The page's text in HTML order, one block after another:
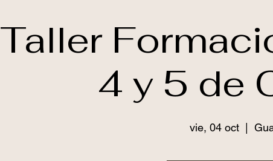
Taller
4 y 5 de
vie, 04 oct
  |